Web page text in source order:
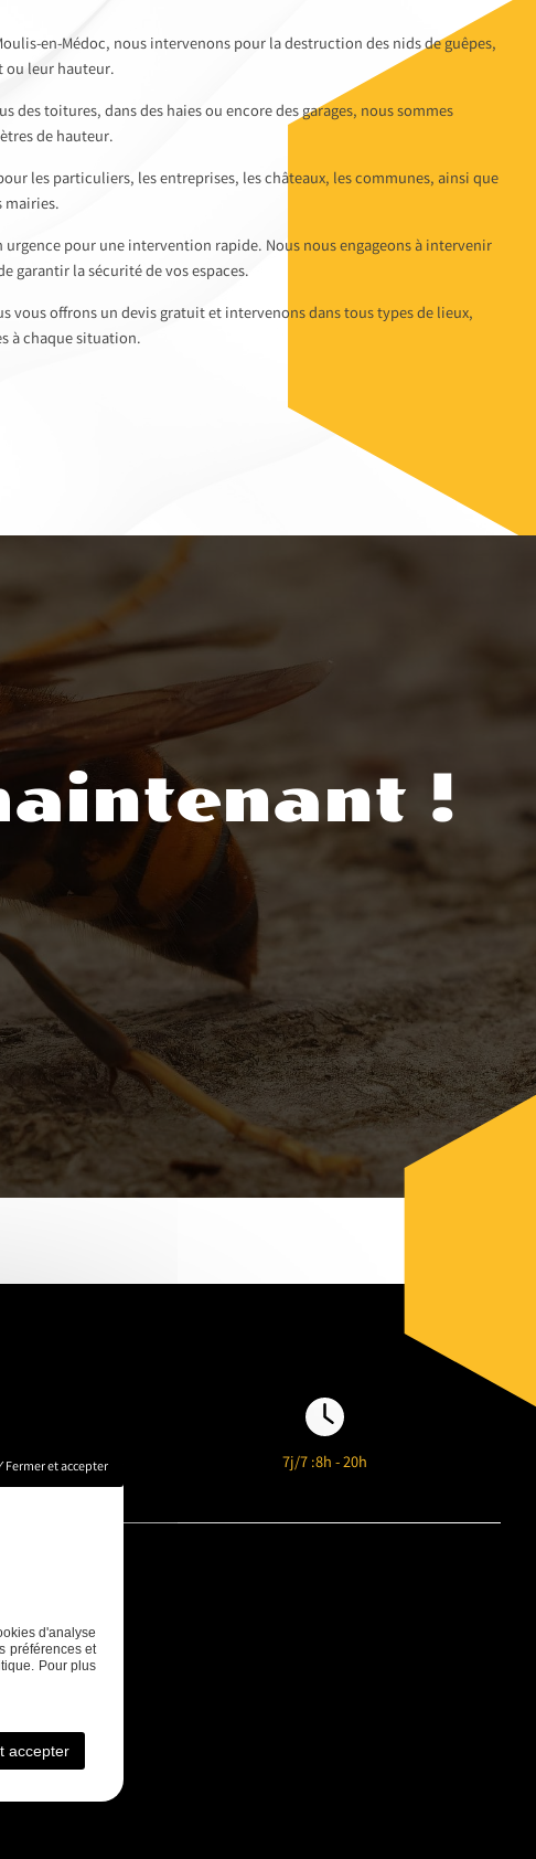
Moulis-en-Médoc, nous intervenons pour la destruction des nids de guêpes,
ou leur hauteur.
des toitures, dans des haies ou encore des garages, nous sommes
de hauteur.
les particuliers, les entreprises, les châteaux, les communes, ainsi que
mairies.
urgence pour une intervention rapide. Nous nous engageons à intervenir
garantir la sécurité de vos espaces.
vous offrons un devis gratuit et intervenons dans tous types de lieux,
à chaque situation.
!
7j/7 :8h - 20h
Fermer et accepter
d'analyse
préférences et
Pour plus
accepter